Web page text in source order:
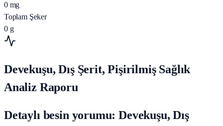
0 mg
Toplam Şeker
0 g
Devekuşu, Dış Şerit, Pişirilmiş Sağlık
Analiz Raporu
Detaylı besin yorumu: Devekuşu, Dış